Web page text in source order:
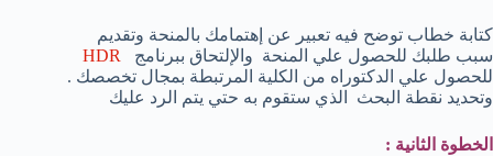
كتابة خطاب توضح فيه تعبير عن إهتمامك بالمنحة وتقديم
سبب طلبك للحصول علي المنحة والإلتحاق ببرنامج
HDR
للحصول علي الدكتوراه من الكلية المرتبطة بمجال تخصصك .
وتحديد نقطة البحث الذي ستقوم به حتي يتم الرد عليك
الخطوة الثانية :